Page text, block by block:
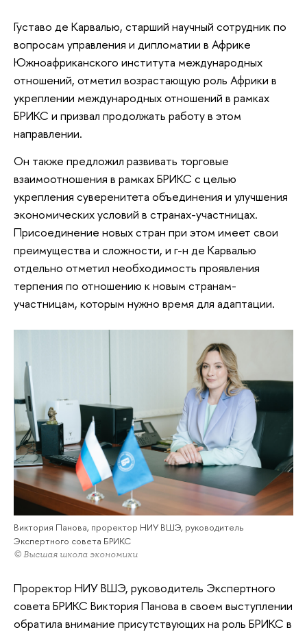
Густаво де Карвалью, старший научный сотрудник по
вопросам управления и дипломатии в Африке
Южноафриканского института международных
отношений, отметил возрастающую роль Африки в
укреплении международных отношений в рамках
БРИКС и призвал продолжать работу в этом
направлении.
Он также предложил развивать торговые
взаимоотношения в рамках БРИКС с целью
укрепления суверенитета объединения и улучшения
экономических условий в странах-участницах.
Присоединение новых стран при этом имеет свои
преимущества и сложности, и г-н де Карвалью
отдельно отметил необходимость проявления
терпения по отношению к новым странам-
участницам, которым нужно время для адаптации.
Виктория Панова, проректор НИУ ВШЭ, руководитель
Экспертного совета БРИКС
© Высшая школа экономики
Проректор НИУ ВШЭ, руководитель Экспертного
совета БРИКС Виктория Панова в своем выступлении
обратила внимание присутствующих на роль БРИКС в